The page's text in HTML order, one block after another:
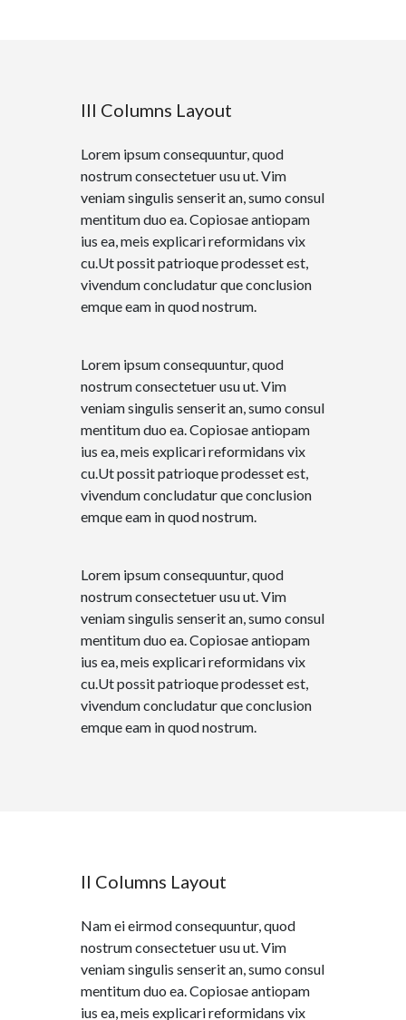
III Columns Layout
Lorem ipsum consequuntur, quod
nostrum consectetuer usu ut. Vim
veniam singulis senserit an, sumo consul
mentitum duo ea. Copiosae antiopam
ius ea, meis explicari reformidans vix
cu.Ut possit patrioque prodesset est,
vivendum concludatur que conclusion
emque eam in quod nostrum.
Lorem ipsum consequuntur, quod
nostrum consectetuer usu ut. Vim
veniam singulis senserit an, sumo consul
mentitum duo ea. Copiosae antiopam
ius ea, meis explicari reformidans vix
cu.Ut possit patrioque prodesset est,
vivendum concludatur que conclusion
emque eam in quod nostrum.
Lorem ipsum consequuntur, quod
nostrum consectetuer usu ut. Vim
veniam singulis senserit an, sumo consul
mentitum duo ea. Copiosae antiopam
ius ea, meis explicari reformidans vix
cu.Ut possit patrioque prodesset est,
vivendum concludatur que conclusion
emque eam in quod nostrum.
II Columns Layout
Nam ei eirmod consequuntur, quod
nostrum consectetuer usu ut. Vim
veniam singulis senserit an, sumo consul
mentitum duo ea. Copiosae antiopam
ius ea, meis explicari reformidans vix